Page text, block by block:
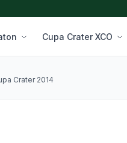
Cupa Crater XCO
Crater 2014